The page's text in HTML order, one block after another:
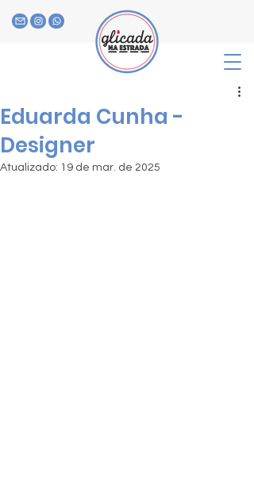
Eduarda Cunha -
Designer
Atualizado: 19 de mar. de 2025